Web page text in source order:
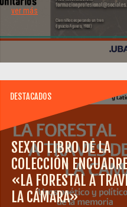
ver más
DESTACADOS
SEXTO LIBRO DE LA
COLECCIÓN
«LA FORESTAL A
LA CÁMARA»